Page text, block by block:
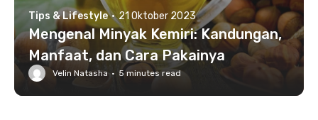
Tips & Lifestyle · 21 Oktober 2023
Mengenal Minyak Kemiri: Kandungan,
Manfaat, dan Cara Pakainya
Velin Natasha · 5 minutes read